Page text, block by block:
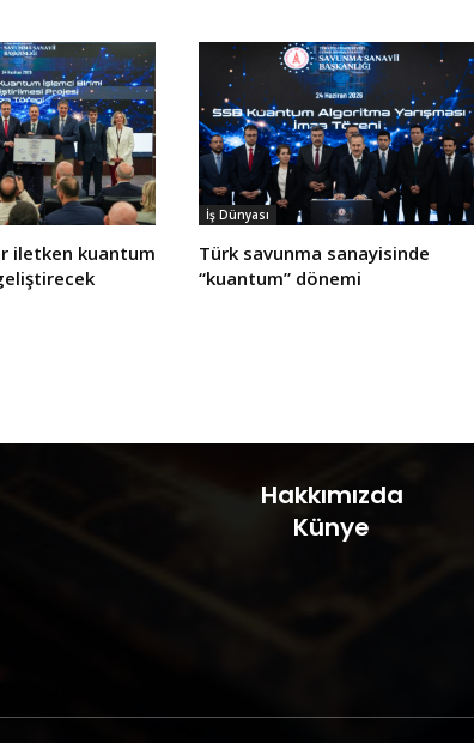
iletken kuantum
İş Dünyası
Türk savunma sanayisinde
“kuantum” dönemi
Hakkımızda
Künye